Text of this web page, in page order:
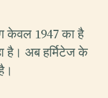
केवल 1947 का है
है। अब हर्मिटेज के